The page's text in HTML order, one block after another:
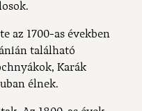
az 1700-as években
található
Karák
élnek.